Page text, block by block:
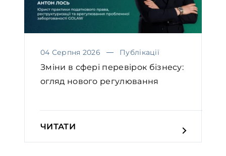
04 Серпня 2026 Публікації
Зміни в сфері перевірок бізнесу:
огляд нового регулювання
ЧИТАТИ